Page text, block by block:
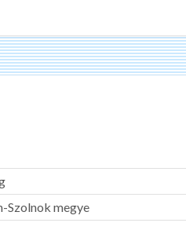
Szolnok megye